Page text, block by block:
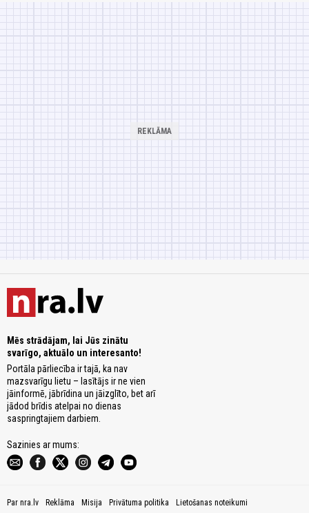
Mēs strādājam, lai Jūs zinātu
svarīgo, aktuālo un interesanto!
Portāla pārliecība ir tajā, ka nav
mazsvarīgu lietu – lasītājs ir ne vien
jāinformē, jābrīdina un jāizglīto, bet arī
jādod brīdis atelpai no dienas
saspringtajiem darbiem.
Sazinies ar mums:
Par nra.lv Reklāma Misija Privātuma politika Lietošanas noteikumi